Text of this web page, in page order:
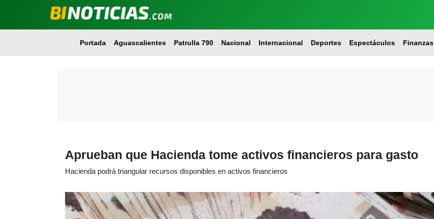
Portada Aguascalientes Patrulla 790 Nacional Internacional Deportes Espectáculos Finanzas
Aprueban que Hacienda tome activos financieros para gasto
Hacienda podrá triangular recursos disponibles en activos financieros